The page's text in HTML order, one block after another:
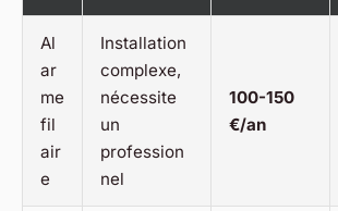
Al
ar
me
fil
air
e
Installation
complexe,
nécessite
un
profession
nel
100-150
€/an